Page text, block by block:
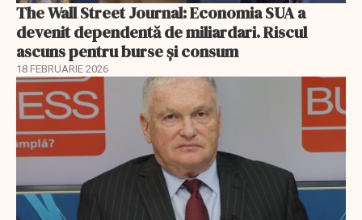
The Wall Street Journal: Economia SUA a
devenit dependentă de miliardari. Riscul
ascuns pentru burse și consum
18 FEBRUARIE 2026
EXCLUSIV